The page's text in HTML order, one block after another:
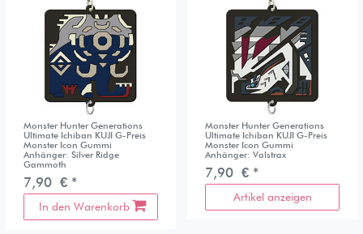
Monster Hunter Generations
Ultimate Ichiban KUJI G-Preis
Monster Icon Gummi
Anhänger: Silver Ridge
Gammoth
7,90 € *
In den Warenkorb
Monster Hunter Generations
Ultimate Ichiban KUJI G-Preis
Monster Icon Gummi
Anhänger: Valstrax
7,90 € *
Artikel anzeigen